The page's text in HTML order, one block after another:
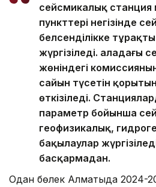
сейсмикалық станция
пункттері негізінде
белсенділікке
жүргізіледі.
жөніндегі
сайын түсетін
өткізіледі.
параметр бойынша
геофизикалық,
бақылаулар
басқармадан.
Одан бөлек Алматыда 2024-